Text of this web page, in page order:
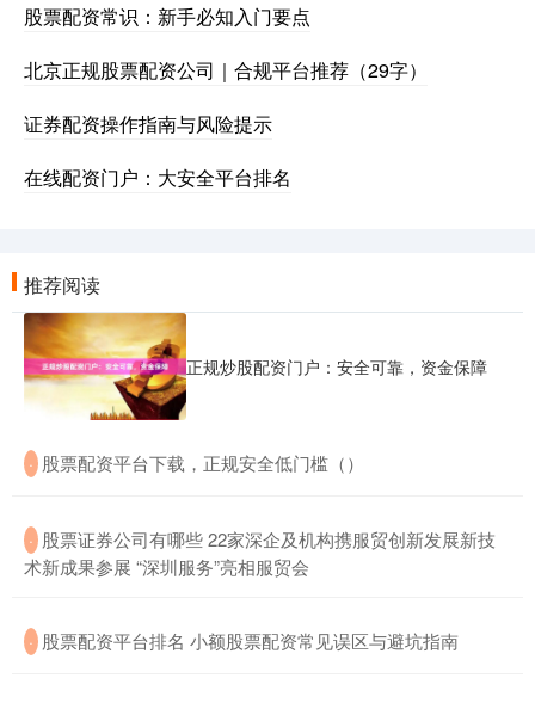
股票配资常识：新手必知入门要点
北京正规股票配资公司｜合规平台推荐（29字）
证券配资操作指南与风险提示
在线配资门户：大安全平台排名
推荐阅读
正规炒股配资门户：安全可靠，资金保障
· ​股票配资平台下载，正规安全低门槛（）
· ​股票证券公司有哪些 22家深企及机构携服贸创新发展新技
术新成果参展 “深圳服务”亮相服贸会
· ​股票配资平台排名 小额股票配资常见误区与避坑指南